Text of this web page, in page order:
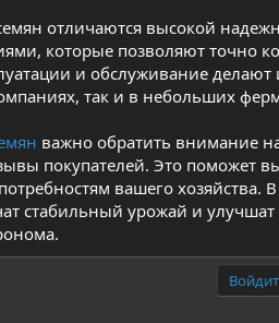
отличаются высокой
которые позволяют точно
и обслуживание
так и в небольших
важно обратить внимание
покупателей. Это поможет
вашего хозяйства.
стабильный урожай и